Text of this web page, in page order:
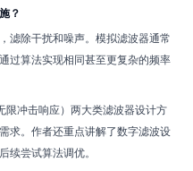
？
滤除干扰和噪声。模拟滤波器通常
过算法实现相同甚至更复杂的频率
限冲击响应）两大类滤波器设计方
求。作者还重点讲解了数字滤波设
续尝试算法调优。